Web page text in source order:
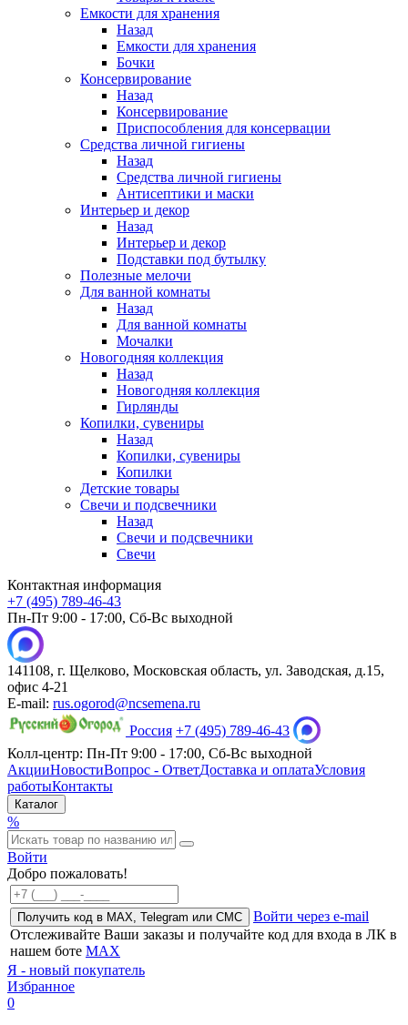
Емкости для хранения
Назад
Емкости для хранения
Бочки
Консервирование
Назад
Консервирование
Приспособления для консервации
Средства личной гигиены
Назад
Средства личной гигиены
Антисептики и маски
Интерьер и декор
Назад
Интерьер и декор
Подставки под бутылку
Полезные мелочи
Для ванной комнаты
Назад
Для ванной комнаты
Мочалки
Новогодняя коллекция
Назад
Новогодняя коллекция
Гирлянды
Копилки, сувениры
Назад
Копилки, сувениры
Копилки
Детские товары
Свечи и подсвечники
Назад
Свечи и подсвечники
Свечи
Контактная информация
+7 (495) 789-46-43
Пн-Пт 9:00 - 17:00, Сб-Вс выходной
141108, г. Щелково, Московская область, ул. Заводская, д.15,
офис 4-21
E-mail: rus.ogorod@ncsemena.ru
Россия +7 (495) 789-46-43
Колл-центр: Пн-Пт 9:00 - 17:00, Сб-Вс выходной
АкцииНовостиВопрос - ОтветДоставка и оплатаУсловия
работыКонтакты
Каталог
%
Войти
Добро пожаловать!
Получить код в MAX, Telegram или СМС
Войти через e-mail
Отслеживайте Ваши заказы и получайте код для входа в ЛК в
нашем боте MAX
Я - новый покупатель
Избранное
0